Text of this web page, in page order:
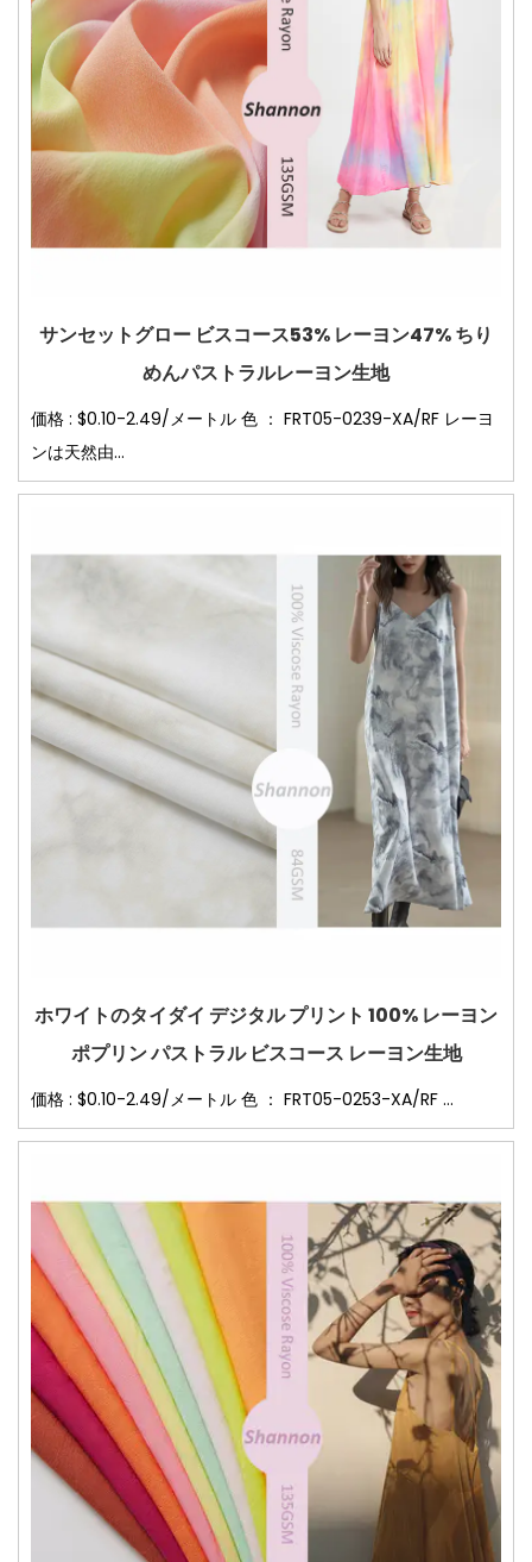
サンセットグロー ビスコース53% レーヨン47% ちり
めんパストラルレーヨン生地
価格 : $0.10-2.49/メートル 色 ： FRT05-0239-XA/RF レーヨ
ンは天然由...
ホワイトのタイダイ デジタル プリント 100% レーヨン
ポプリン パストラル ビスコース レーヨン生地
価格 : $0.10-2.49/メートル 色 ： FRT05-0253-XA/RF ...